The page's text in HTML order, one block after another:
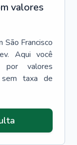
valores
São Francisco
Aqui você
por valores
sem taxa de